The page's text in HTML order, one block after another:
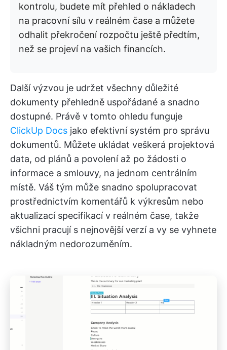
kontrolu, budete mít přehled o nákladech
na pracovní sílu v reálném čase a můžete
odhalit překročení rozpočtu ještě předtím,
než se projeví na vašich financích.
Další výzvou je udržet všechny důležité
dokumenty přehledně uspořádané a snadno
dostupné. Právě v tomto ohledu funguje
ClickUp Docs jako efektivní systém pro správu
dokumentů. Můžete ukládat veškerá projektová
data, od plánů a povolení až po žádosti o
informace a smlouvy, na jednom centrálním
místě. Váš tým může snadno spolupracovat
prostřednictvím komentářů k výkresům nebo
aktualizací specifikací v reálném čase, takže
všichni pracují s nejnovější verzí a vy se vyhnete
nákladným nedorozuměním.